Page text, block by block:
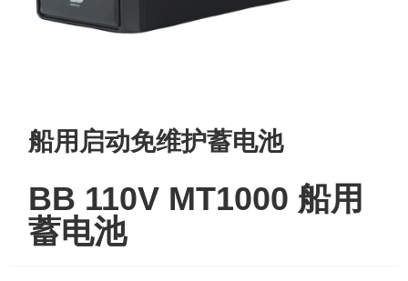
船用启动免维护蓄电池
BB 110V MT1000 船用
蓄电池